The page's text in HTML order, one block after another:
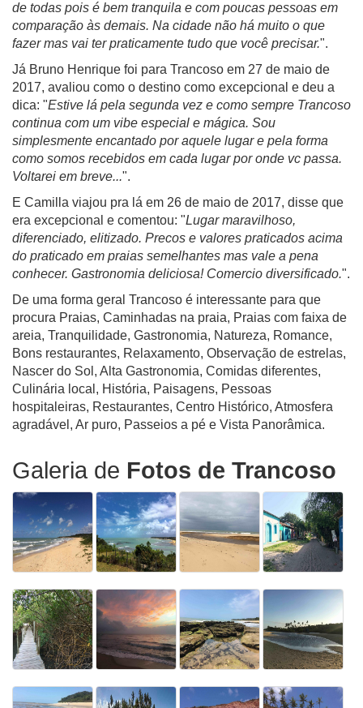
de todas pois é bem tranquila e com poucas pessoas em
comparação às demais. Na cidade não há muito o que
fazer mas vai ter praticamente tudo que você precisar.".
Já Bruno Henrique foi para Trancoso em 27 de maio de
2017, avaliou como o destino como excepcional e deu a
dica: "Estive lá pela segunda vez e como sempre Trancoso
continua com um vibe especial e mágica. Sou
simplesmente encantado por aquele lugar e pela forma
como somos recebidos em cada lugar por onde vc passa.
Voltarei em breve...".
E Camilla viajou pra lá em 26 de maio de 2017, disse que
era excepcional e comentou: "Lugar maravilhoso,
diferenciado, elitizado. Precos e valores praticados acima
do praticado em praias semelhantes mas vale a pena
conhecer. Gastronomia deliciosa! Comercio diversificado.".
De uma forma geral Trancoso é interessante para que
procura Praias, Caminhadas na praia, Praias com faixa de
areia, Tranquilidade, Gastronomia, Natureza, Romance,
Bons restaurantes, Relaxamento, Observação de estrelas,
Nascer do Sol, Alta Gastronomia, Comidas diferentes,
Culinária local, História, Paisagens, Pessoas
hospitaleiras, Restaurantes, Centro Histórico, Atmosfera
agradável, Ar puro, Passeios a pé e Vista Panorâmica.
Galeria de Fotos de Trancoso